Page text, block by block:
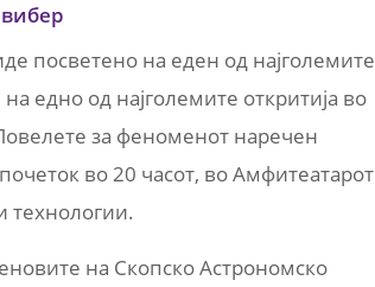
посветено на еден од најголемите
едно од најголемите откритија во
за феноменот наречен
во 20 часот, во Амфитеатарот
технологии.
на Скопско Астрономско